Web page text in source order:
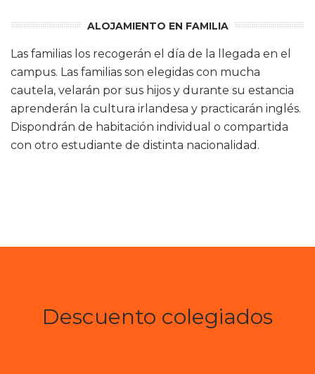
ALOJAMIENTO EN FAMILIA
Las familias los recogerán el día de la llegada en el
campus. Las familias son elegidas con mucha
cautela, velarán por sus hijos y durante su estancia
aprenderán la cultura irlandesa y practicarán inglés.
Dispondrán de habitación individual o compartida
con otro estudiante de distinta nacionalidad.
Descuento colegiados